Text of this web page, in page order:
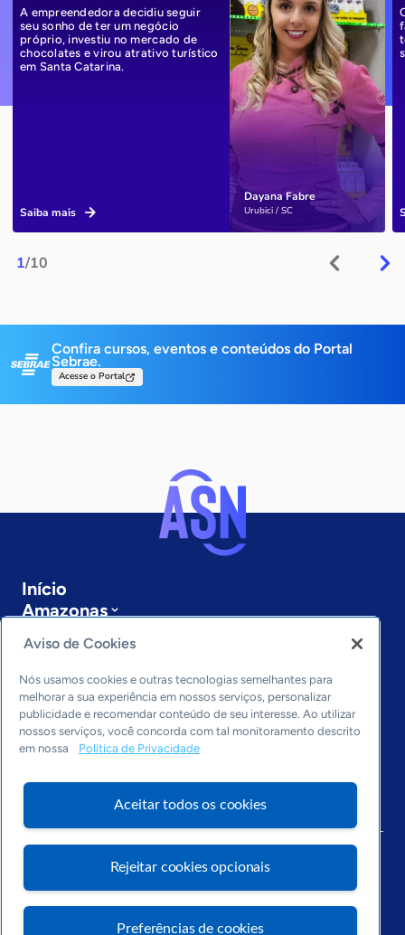
1/10
Dayana Fabre
Urubici / SC
A empreendedora decidiu seguir
seu sonho de ter um negócio
próprio, investiu no mercado de
chocolates e virou atrativo turístico
em Santa Catarina.
Saiba mais
Confira cursos, eventos e conteúdos do Portal
Sebrae.
Acesse o Portal
Início
Amazonas
Sobre a ASN
Últimas notícias
Entre em contato
Editorias
Economia & Política
Inovação & Tecnologia
Cultura empreendedora
Arquivo
Aviso de Cookies
Nós usamos cookies e outras tecnologias semelhantes para
melhorar a sua experiência em nossos serviços, personalizar
publicidade e recomendar conteúdo de seu interesse. Ao utilizar
nossos serviços, você concorda com tal monitoramento descrito
em nossa
Política de Privacidade
Aceitar todos os cookies
Rejeitar cookies opcionais
Preferências de cookies